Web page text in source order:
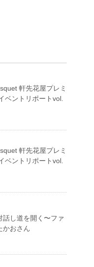
軒先花屋プレミ
ベントリポートvol.
軒先花屋プレミ
ベントリポートvol.
話し道を開く〜ファ
かおさん